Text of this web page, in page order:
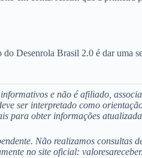
Desenrola Brasil 2.0 é dar uma
e não é afiliado,
ser interpretado como
para obter informações
Não realizamos consultas
no site oficial: